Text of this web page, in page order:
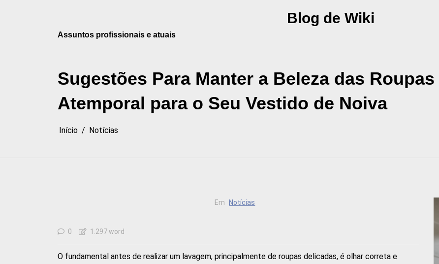
Blog de Wiki
Assuntos profissionais e atuais
Sugestões Para Manter a Beleza das
Atemporal para o Seu Vestido de Noiva
Início Notícias
Em Notícias
0 1.297 word
O fundamental antes de realizar um lavagem, principalmente de roupas delicadas, é olhar correta e